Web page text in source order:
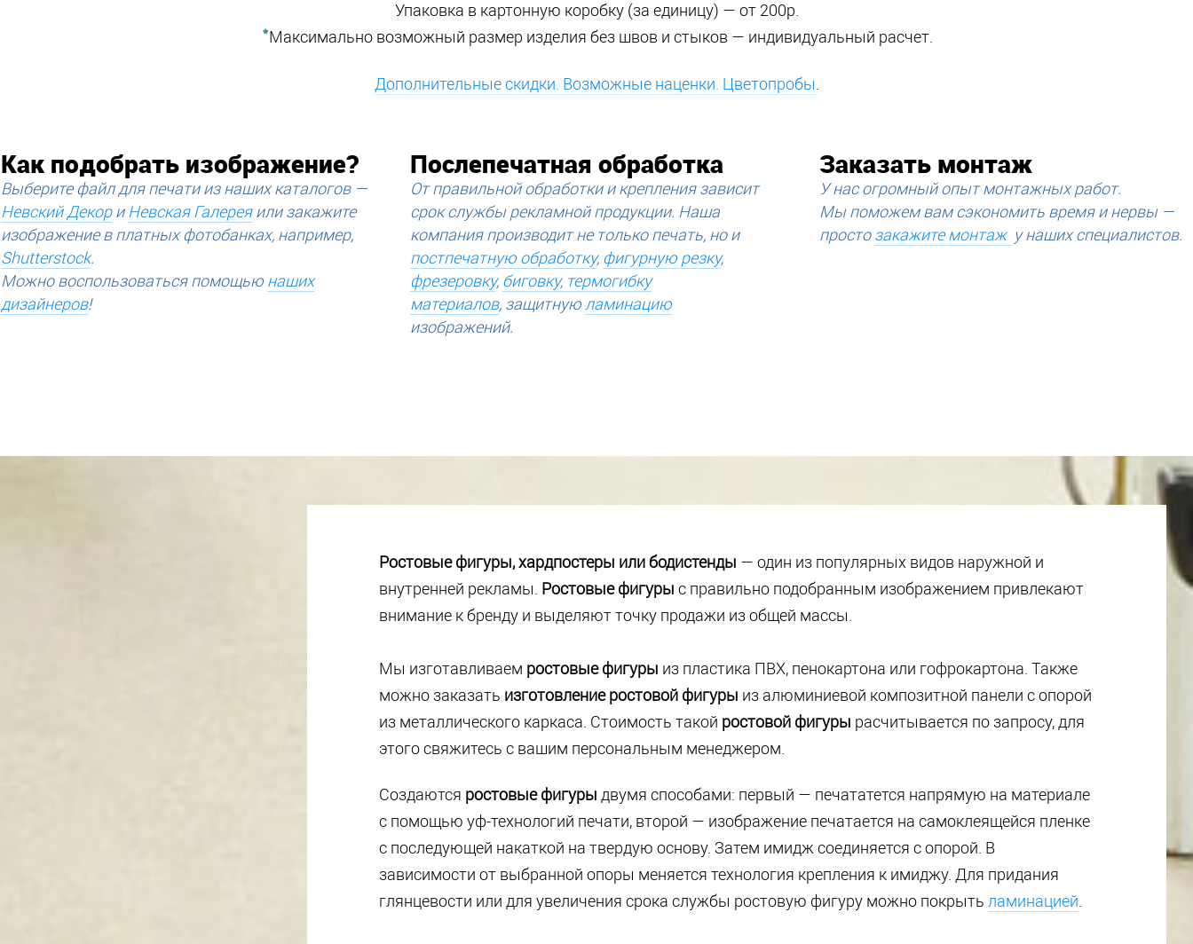
Упаковка в картонную коробку (за единицу) — от 200р.
*Максимально возможный размер изделия без швов и стыков — индивидуальный расчет.
Дополнительные скидки. Возможные наценки. Цветопробы.
Как подобрать изображение?
Выберите файл для печати из наших каталогов —
Невский ДекориНевская Галереяили закажите
изображение в платных фотобанках, например,
Shutterstock.
Можно воспользоваться помощью наших
дизайнеров!
Послепечатная обработка
От правильной обработки и крепления зависит
срок службы рекламной продукции. Наша
компания производит не только печать, но и
постпечатную обработку, фигурную резку,
фрезеровку, биговку, термогибку
материалов, защитнуюламинацию
изображений.
Заказать монтаж
У нас огромный опыт монтажных работ.
Мы поможем вам сэкономить время и нервы —
простозакажите монтаж у наших специалистов.
Ростовые фигуры, хардпостеры или бодистенды — один из популярных видов наружной и
внутренней рекламы. Ростовые фигуры с правильно подобранным изображением привлекают
внимание к бренду и выделяют точку продажи из общей массы.
Мы изготавливаем ростовые фигуры из пластика ПВХ, пенокартона или гофрокартона. Также
можно заказать изготовление ростовой фигуры из алюминиевой композитной панели с опорой
из металлического каркаса. Стоимость такой ростовой фигуры расчитывается по запросу, для
этого свяжитесь с вашим персональным менеджером.
Создаются ростовые фигуры двумя способами: первый — печататется напрямую на материале
с помощью уф-технологий печати, второй — изображение печатается на самоклеящейся пленке
с последующей накаткой на твердую основу. Затем имидж соединяется с опорой. В
зависимости от выбранной опоры меняется технология крепления к имиджу. Для придания
глянцевости или для увеличения срока службы ростовую фигуру можно покрыть ламинацией.